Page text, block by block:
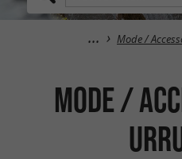
Mode /
Mode /